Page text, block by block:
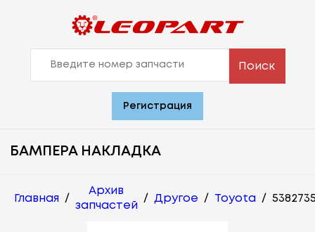
Поиск
Регистрация
БАМПЕРА НАКЛАДКА
Главная /
Архив
запчастей
/ Другое / Toyota /